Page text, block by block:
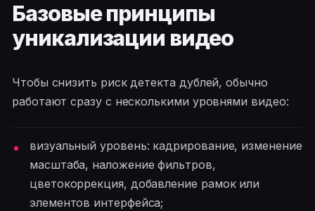
Базовые принципы
уникализации видео
Чтобы снизить риск детекта дублей, обычно
работают сразу с несколькими уровнями видео:
визуальный уровень: кадрирование, изменение
масштаба, наложение фильтров,
цветокоррекция, добавление рамок или
элементов интерфейса;